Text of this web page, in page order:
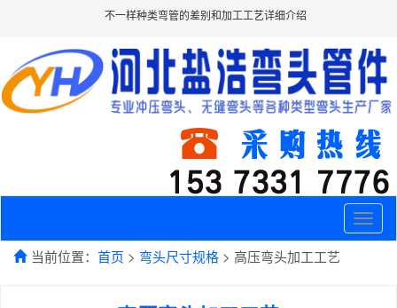
不一样种类弯管的差别和加工工艺详细介绍
Toggle
当前位置： 首页 > 弯头尺寸规格 > 高压弯头加工工艺